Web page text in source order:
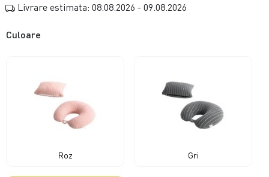
Livrare estimata: 08.08.2026 - 09.08.2026
Culoare
Roz Gri